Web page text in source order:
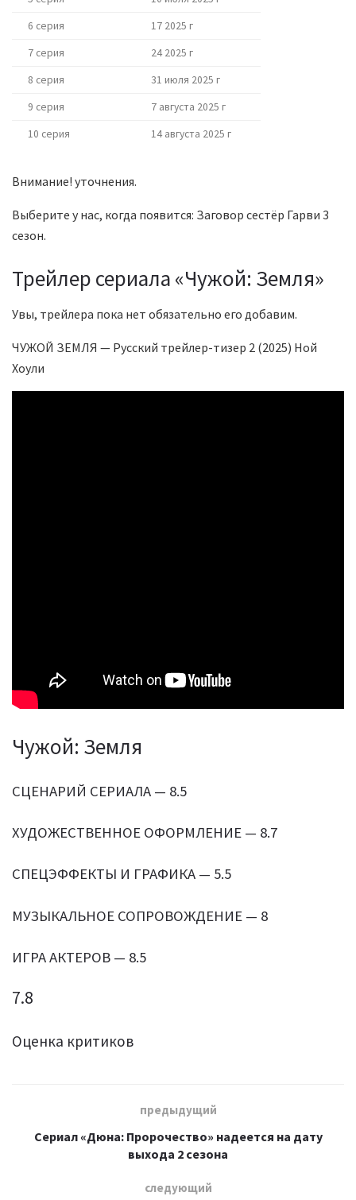
6 серия
17 2025 г
7 серия
24 2025 г
8 серия
31 июля 2025 г
9 серия
7 августа 2025 г
10 серия
14 августа 2025 г
Внимание! уточнения.
Выберите у нас, когда появится: Заговор сестёр Гарви 3
сезон.
Трейлер сериала «Чужой: Земля»
Увы, трейлера пока нет обязательно его добавим.
ЧУЖОЙ ЗЕМЛЯ — Русский трейлер-тизер 2 (2025) Ной
Хоули
Чужой: Земля
СЦЕНАРИЙ СЕРИАЛА — 8.5
ХУДОЖЕСТВЕННОЕ ОФОРМЛЕНИЕ — 8.7
СПЕЦЭФФЕКТЫ И ГРАФИКА — 5.5
МУЗЫКАЛЬНОЕ СОПРОВОЖДЕНИЕ — 8
ИГРА АКТЕРОВ — 8.5
7.8
Оценка критиков
предыдущий
Сериал «Дюна: Пророчество» надеется на дату
выхода 2 сезона
следующий